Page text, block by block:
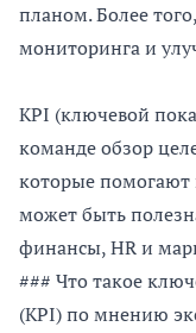
планом. Более
мониторинга и
KPI (ключевой
команде обзор
которые
может быть
финансы, HR и
### Что такое
(KPI) по мнению